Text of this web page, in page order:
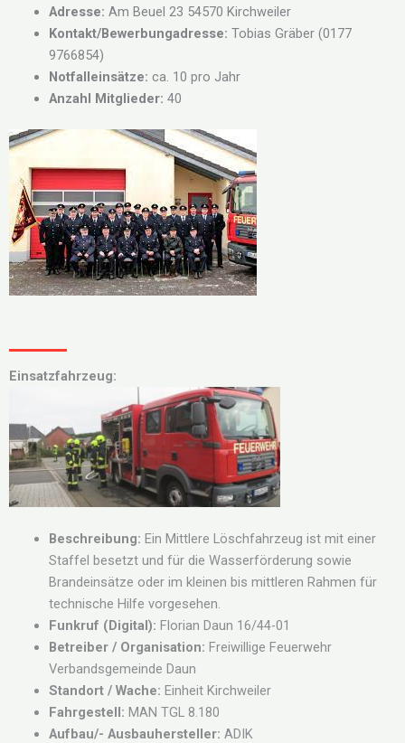
Adresse: Am Beuel 23 54570 Kirchweiler
Kontakt/Bewerbungadresse: Tobias Gräber (0177
9766854)
Notfalleinsätze: ca. 10 pro Jahr
Anzahl Mitglieder: 40
Einsatzfahrzeug:
Beschreibung: Ein Mittlere Löschfahrzeug ist mit einer
Staffel besetzt und für die Wasserförderung sowie
Brandeinsätze oder im kleinen bis mittleren Rahmen für
technische Hilfe vorgesehen.
Funkruf (Digital): Florian Daun 16/44-01
Betreiber / Organisation: Freiwillige Feuerwehr
Verbandsgemeinde Daun
Standort / Wache: Einheit Kirchweiler
Fahrgestell: MAN TGL 8.180
Aufbau/- Ausbauhersteller: ADIK